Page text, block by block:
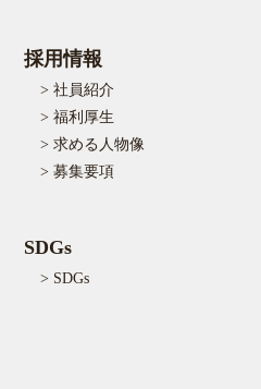
採用情報
> 社員紹介
> 福利厚生
> 求める人物像
> 募集要項
SDGs
> SDGs